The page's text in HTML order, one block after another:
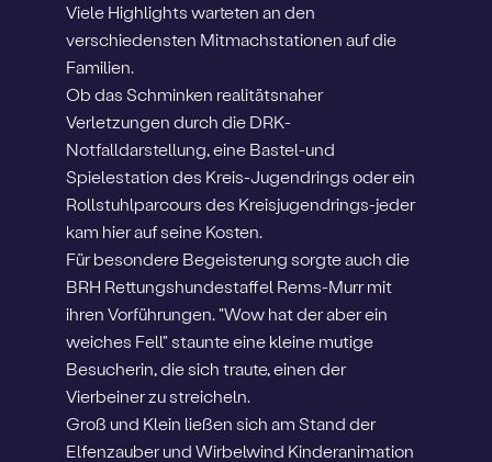
Viele Highlights warteten an den
verschiedensten Mitmachstationen auf die
Familien.
Ob das Schminken realitätsnaher
Verletzungen durch die DRK-
Notfalldarstellung, eine Bastel-und
Spielestation des Kreis-Jugendrings oder ein
Rollstuhlparcours des Kreisjugendrings-jeder
kam hier auf seine Kosten.
Für besondere Begeisterung sorgte auch die
BRH Rettungshundestaffel Rems-Murr mit
ihren Vorführungen. "Wow hat der aber ein
weiches Fell" staunte eine kleine mutige
Besucherin, die sich traute, einen der
Vierbeiner zu streicheln.
Groß und Klein ließen sich am Stand der
Elfenzauber und Wirbelwind Kinderanimation